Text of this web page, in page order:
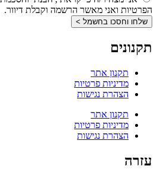
הפרטיות ואני מאשר הרשמה וקבלת דיוור.
שלחו וחסכו בחשמל >
תקנונים
תקנון אתר
מדיניות פרטיות
הצהרת נגישות
תקנון אתר
מדיניות פרטיות
הצהרת נגישות
עזרה